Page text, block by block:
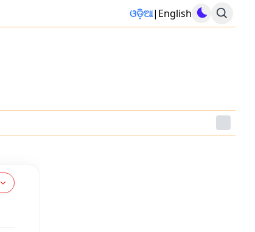
ଓଡ଼ିଆ| English